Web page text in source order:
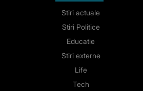
Stiri actuale
Stiri Politice
Educatie
Stiri externe
Life
Tech